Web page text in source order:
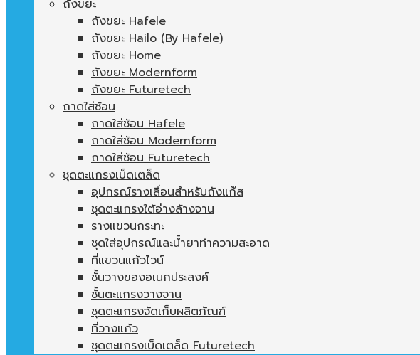
ถังขยะ
ถังขยะ Hafele
ถังขยะ Hailo (By Hafele)
ถังขยะ Home
ถังขยะ Modernform
ถังขยะ Futuretech
ถาดใส่ช้อน
ถาดใส่ช้อน Hafele
ถาดใส่ช้อน Modernform
ถาดใส่ช้อน Futuretech
ชุดตะแกรงเบ็ดเตล็ด
อุปกรณ์รางเลื่อนสำหรับถังแก๊ส
ชุดตะแกรงใต้อ่างล้างจาน
รางแขวนกระทะ
ชุดใส่อุปกรณ์และน้ำยาทำความสะอาด
ที่แขวนแก้วไวน์
ชั้นวางของอเนกประสงค์
ชั้นตะแกรงวางจาน
ชุดตะแกรงจัดเก็บผลิตภัณฑ์
ที่วางแก้ว
ชุดตะแกรงเบ็ดเตล็ด Futuretech